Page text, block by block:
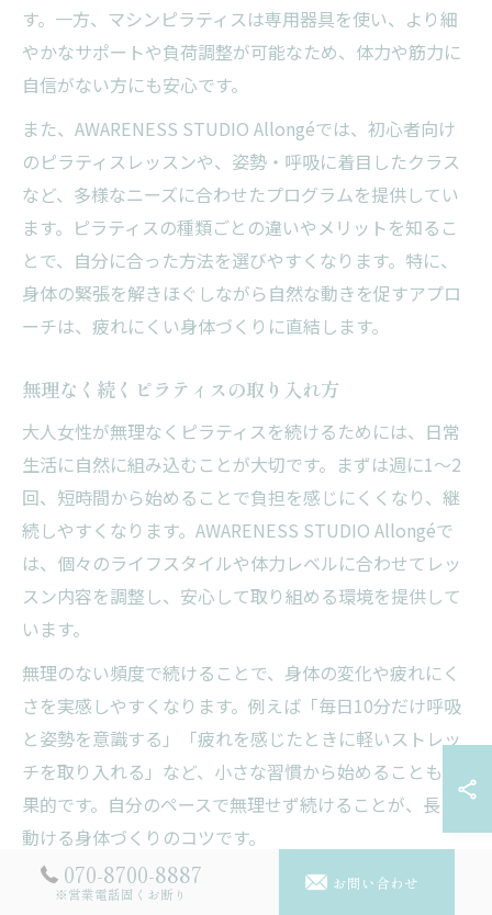
す。一方、マシンピラティスは専用器具を使い、より細
やかなサポートや負荷調整が可能なため、体力や筋力に
自信がない方にも安心です。
また、AWARENESS STUDIO Allongéでは、初心者向け
のピラティスレッスンや、姿勢・呼吸に着目したクラス
など、多様なニーズに合わせたプログラムを提供してい
ます。ピラティスの種類ごとの違いやメリットを知るこ
とで、自分に合った方法を選びやすくなります。特に、
身体の緊張を解きほぐしながら自然な動きを促すアプロ
ーチは、疲れにくい身体づくりに直結します。
無理なく続くピラティスの取り入れ方
大人女性が無理なくピラティスを続けるためには、日常
生活に自然に組み込むことが大切です。まずは週に1～2
回、短時間から始めることで負担を感じにくくなり、継
続しやすくなります。AWARENESS STUDIO Allongéで
は、個々のライフスタイルや体力レベルに合わせてレッ
スン内容を調整し、安心して取り組める環境を提供して
います。
無理のない頻度で続けることで、身体の変化や疲れにく
さを実感しやすくなります。例えば「毎日10分だけ呼吸
と姿勢を意識する」「疲れを感じたときに軽いストレッ
チを取り入れる」など、小さな習慣から始めることも効
果的です。自分のペースで無理せず続けることが、長く
動ける身体づくりのコツです。
大人女性に適したピラティスの選び方
070-8700-8887
※営業電話固くお断り
お問い合わせ